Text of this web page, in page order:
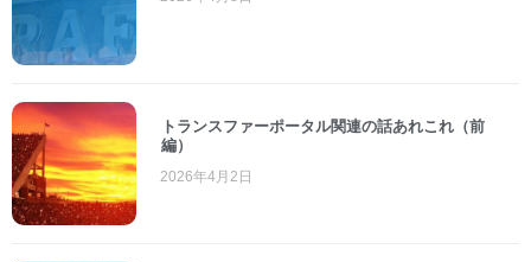
トランスファーポータル関連の話あれこれ（前
編）
2026年4月2日